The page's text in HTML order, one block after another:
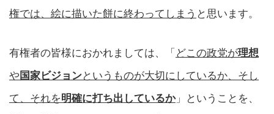
権では、絵に描いた餅に終わってしまう と思います。
有権者の皆様におかれましては、「 どこの政党が理想
や 国家ビジョンというものが大切にしているか、そし
て、それを明確に打ち出しているか」ということを、